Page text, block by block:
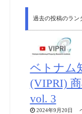
過去の投稿のラン
ベトナム
(VIPRI)
vol. 3
2024年9月20日